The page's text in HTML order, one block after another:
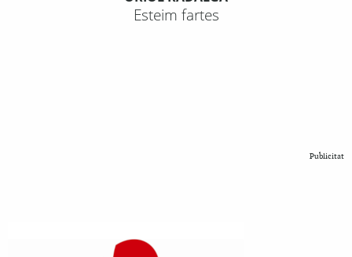
Esteim fartes
Publicitat